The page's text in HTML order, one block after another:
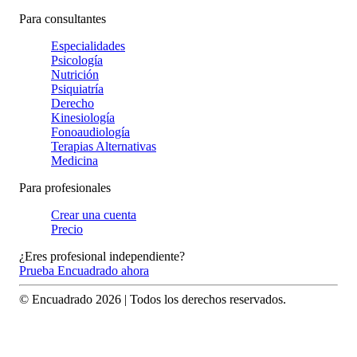
Para consultantes
Especialidades
Psicología
Nutrición
Psiquiatría
Derecho
Kinesiología
Fonoaudiología
Terapias Alternativas
Medicina
Para profesionales
Crear una cuenta
Precio
¿Eres profesional independiente?
Prueba Encuadrado ahora
© Encuadrado 2026 | Todos los derechos reservados.